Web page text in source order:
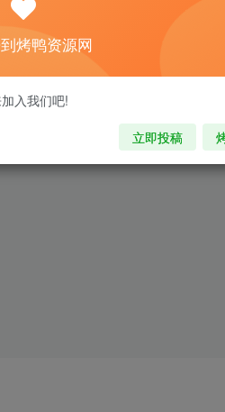
烤鸭资源网
入我们吧!
立即投稿